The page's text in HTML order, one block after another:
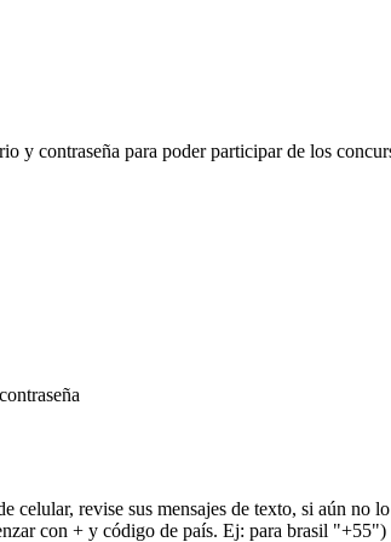
y contraseña para poder participar de los
celular, revise sus mensajes de texto, si aún
con + y código de país. Ej: para brasil "+55")